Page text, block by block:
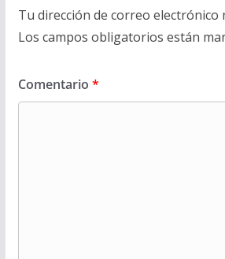
Tu dirección de correo electrónico
Los campos obligatorios están
Comentario *